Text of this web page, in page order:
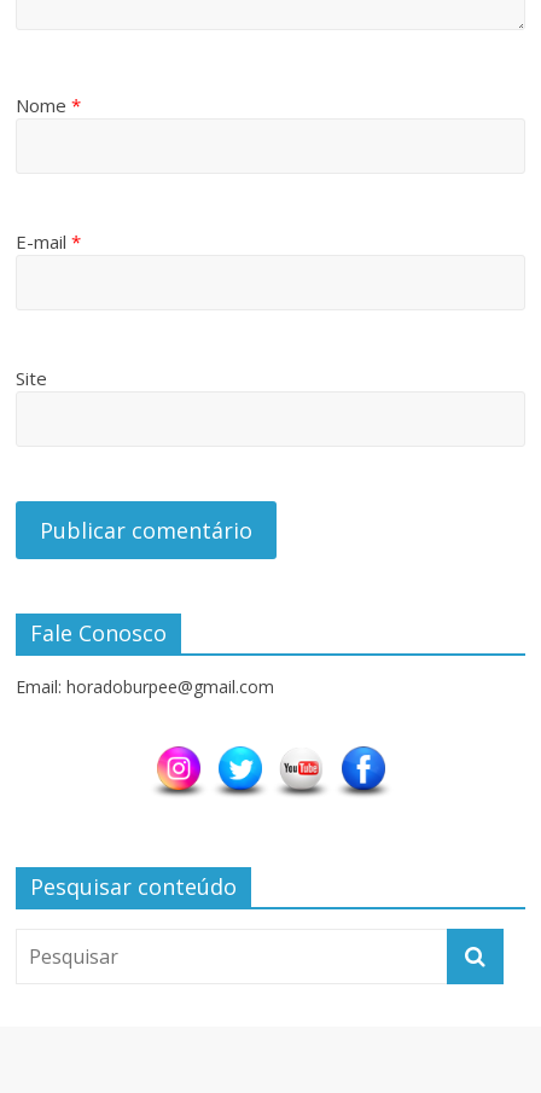
Nome*
E-mail*
Site
Fale Conosco
Email: horadoburpee@gmail.com
Pesquisar conteúdo